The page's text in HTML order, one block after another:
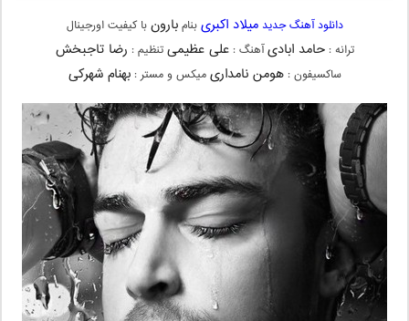
دانلود آهنگ جدید میلاد اکبریبنامبارونبا کیفیت اورجینال
ترانه :حامد ابادیآهنگ :علی عظیمیتنظیم : رضا تاجبخش
ساکسیفون :هومن نامداریمیکس و مستر :بهنام شهرکی